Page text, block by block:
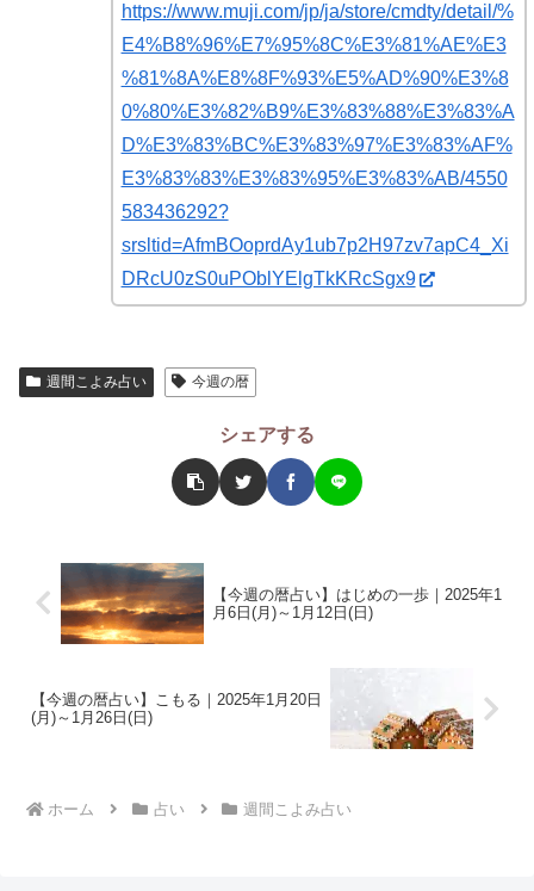
https://www.muji.com/jp/ja/store/cmdty/detail/%
E4%B8%96%E7%95%8C%E3%81%AE%E3
%81%8A%E8%8F%93%E5%AD%90%E3%8
0%80%E3%82%B9%E3%83%88%E3%83%A
D%E3%83%BC%E3%83%97%E3%83%AF%
E3%83%83%E3%83%95%E3%83%AB/4550
583436292?
srsltid=AfmBOoprdAy1ub7p2H97zv7apC4_Xi
DRcU0zS0uPOblYElgTkKRcSgx9
週間こよみ占い 今週の暦
シェアする
【今週の暦占い】はじめの一歩｜2025年1
月6日(月)～1月12日(日)
【今週の暦占い】こもる｜2025年1月20日
(月)～1月26日(日)
ホーム 占い 週間こよみ占い